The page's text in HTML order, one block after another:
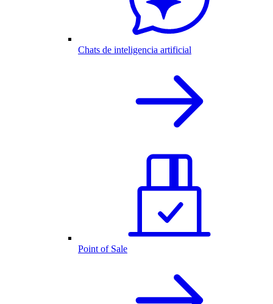
Chats de inteligencia artificial
Point of Sale